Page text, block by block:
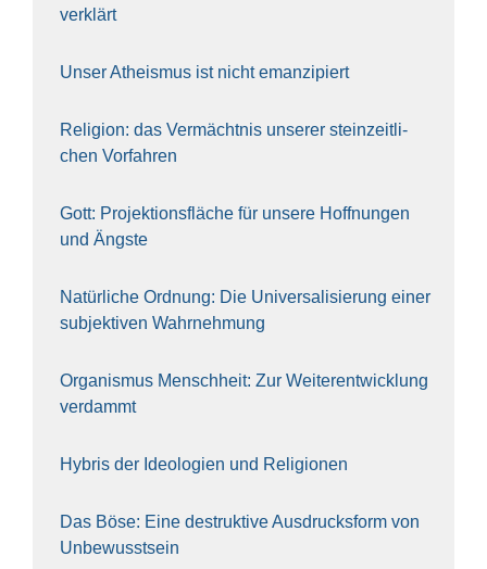
ver­klärt
Unser Athe­is­mus ist nicht eman­zi­piert
Reli­gi­on: das Ver­mächt­nis unse­rer stein­zeit­li­
chen Vor­fah­ren
Gott: Pro­jek­ti­ons­flä­che für unse­re Hoff­nun­gen
und Ängs­te
Natür­li­che Ord­nung: Die Uni­ver­sa­li­sie­rung einer
sub­jek­ti­ven Wahr­neh­mung
Orga­nis­mus Mensch­heit: Zur Wei­ter­ent­wick­lung
ver­dammt
Hybris der Ideo­lo­gien und Reli­gio­nen
Das Böse: Eine destruk­ti­ve Aus­drucks­form von
Unbe­wusst­sein